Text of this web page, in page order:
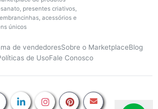
presentes criativos,
acessórios e
únicos
de vendedoresSobre o MarketplaceBlog
de UsoFale Conosco